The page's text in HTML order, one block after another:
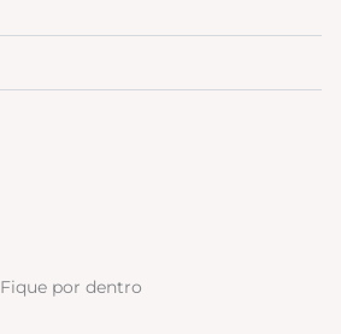
Fique por dentro